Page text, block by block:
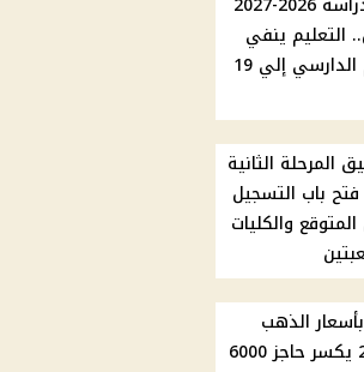
التعليم ينفي
التأجيل العام الدارسي إلي 19
المرحلة الثانية
فتح باب التسجيل
والكليات
الذهب
بمصر. عيار 21 يكسر حاجز 6000